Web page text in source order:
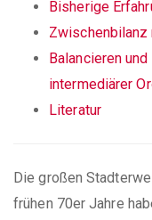
Bisherige
Zwischenbilanz
Balancieren
intermediärer
Literatur
Die großen
frühen 70er Jahre